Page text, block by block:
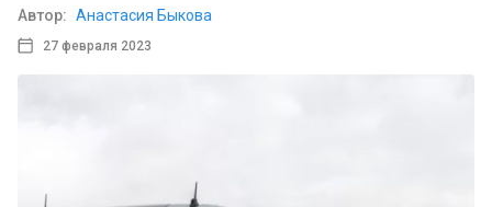
27 февраля 2023
Автор: Анастасия Быкова